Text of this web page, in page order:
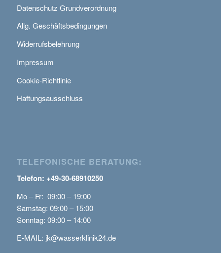
Datenschutz Grundverordnung
Allg. Geschäftsbedingungen
Widerrufsbelehrung
Impressum
Cookie-Richtlinie
Haftungsausschluss
TELEFONISCHE BERATUNG:
Telefon: +49-30-68910250
Mo – Fr: 09:00 – 19:00
Samstag: 09:00 – 15:00
Sonntag: 09:00 – 14:00
E-MAIL: jk@wasserklinik24.de